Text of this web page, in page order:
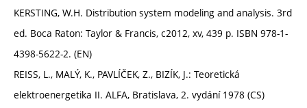
KERSTING, W.H. Distribution system modeling and analysis. 3rd
ed. Boca Raton: Taylor & Francis, c2012, xv, 439 p. ISBN 978-1-
4398-5622-2. (EN)
REISS, L., MALÝ, K., PAVLÍČEK, Z., BIZÍK, J.: Teoretická
elektroenergetika II. ALFA, Bratislava, 2. vydání 1978 (CS)